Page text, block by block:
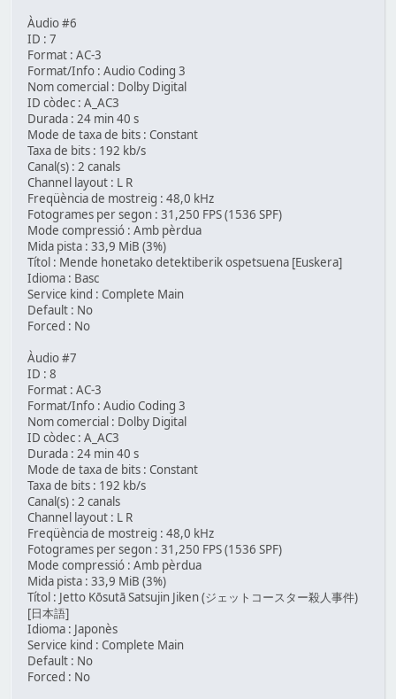
Àudio #6
ID : 7
Format : AC-3
Format/Info : Audio Coding 3
Nom comercial : Dolby Digital
ID còdec : A_AC3
Durada : 24 min 40 s
Mode de taxa de bits : Constant
Taxa de bits : 192 kb/s
Canal(s) : 2 canals
Channel layout : L R
Freqüència de mostreig : 48,0 kHz
Fotogrames per segon : 31,250 FPS (1536 SPF)
Mode compressió : Amb pèrdua
Mida pista : 33,9 MiB (3%)
Títol : Mende honetako detektiberik ospetsuena [Euskera]
Idioma : Basc
Service kind : Complete Main
Default : No
Forced : No
Àudio #7
ID : 8
Format : AC-3
Format/Info : Audio Coding 3
Nom comercial : Dolby Digital
ID còdec : A_AC3
Durada : 24 min 40 s
Mode de taxa de bits : Constant
Taxa de bits : 192 kb/s
Canal(s) : 2 canals
Channel layout : L R
Freqüència de mostreig : 48,0 kHz
Fotogrames per segon : 31,250 FPS (1536 SPF)
Mode compressió : Amb pèrdua
Mida pista : 33,9 MiB (3%)
Títol : Jetto Kōsutā Satsujin Jiken (ジェットコースター殺人事件)
[日本語]
Idioma : Japonès
Service kind : Complete Main
Default : No
Forced : No